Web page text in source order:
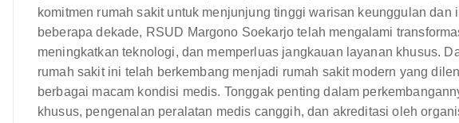
komitmen rumah sakit untuk menjunjung tinggi warisan keunggulan dan
beberapa dekade, RSUD Margono Soekarjo telah mengalami
meningkatkan teknologi, dan memperluas jangkauan layanan khusus.
rumah sakit ini telah berkembang menjadi rumah sakit modern yang
berbagai macam kondisi medis. Tonggak penting dalam
khusus, pengenalan peralatan medis canggih, dan akreditasi oleh